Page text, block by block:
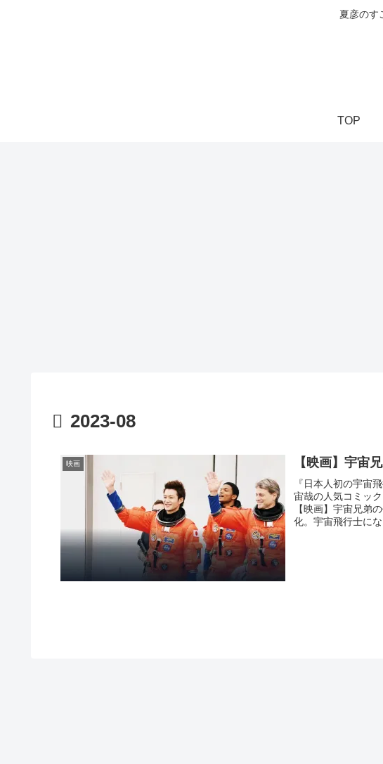
夏彦のす
TOP
2023-08
映画 【映画】宇宙
『日本人初の宇宙
宙哉の人気コミッ
【映画】宇宙兄弟
化。宇宙飛行士に